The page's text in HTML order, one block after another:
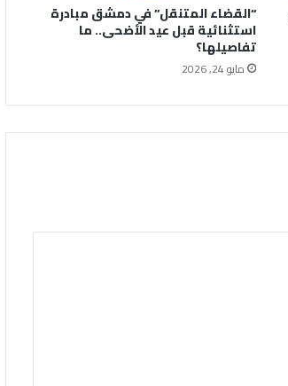
“القضاء المتنقل” في دمشق مبادرة
استثنائية قبل عيد الأضحى.. ما
تفاصيلها؟
مايو 24, 2026